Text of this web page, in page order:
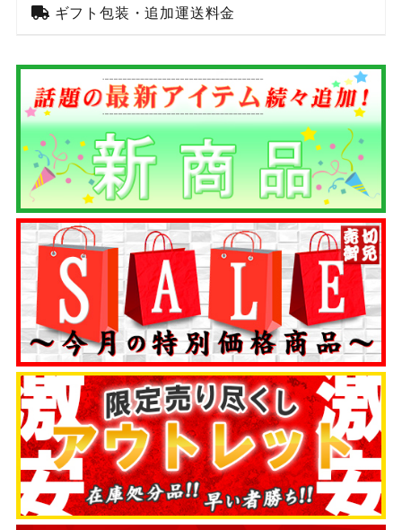
ギフト包装・追加運送料金